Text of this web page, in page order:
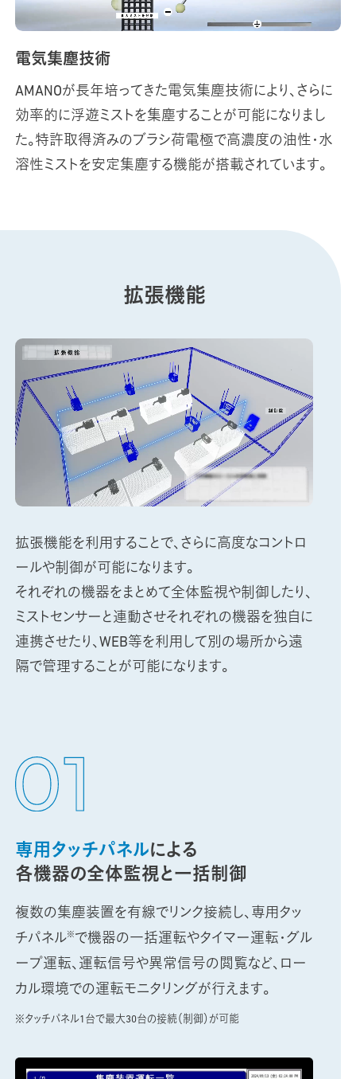
電気集塵技術
AMANOが長年培ってきた電気集塵技術により、さらに
効率的に浮遊ミストを集塵することが可能になりまし
た。特許取得済みのブラシ荷電極で高濃度の油性・水
溶性ミストを安定集塵する機能が搭載されています。
拡張機能
拡張機能を利用することで、さらに高度なコントロ
ールや制御が可能になります。
それぞれの機器をまとめて全体監視や制御したり、
ミストセンサーと連動させそれぞれの機器を独自に
連携させたり、WEB等を利用して別の場所から遠
隔で管理することが可能になります。
専用タッチパネルによる
各機器の全体監視と一括制御
複数の集塵装置を有線でリンク接続し、専用タッ
チパネル※で機器の一括運転やタイマー運転・グル
ープ運転、運転信号や異常信号の閲覧など、ロー
カル環境での運転モニタリングが行えます。
※タッチパネル1台で最大30台の接続（制御）が可能